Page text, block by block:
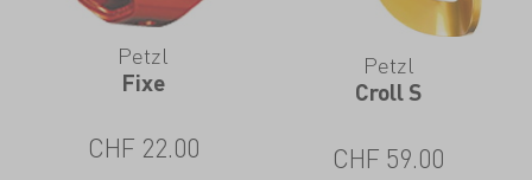
Petzl
Fixe
CHF 22.00
Petzl
Croll S
CHF 59.00